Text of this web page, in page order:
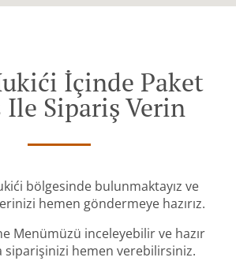
İçinde Paket
Ile Sipariş Verin
bölgesinde bulunmaktayız ve
hemen göndermeye hazırız.
Menümüzü inceleyebilir ve hazır
siparişinizi hemen verebilirsiniz.